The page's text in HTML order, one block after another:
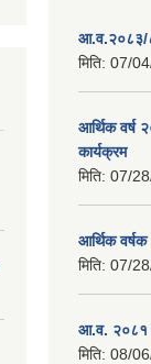
आ.व.२०८३/
मिति: 07/
आर्थिक वर्ष
कार्यक्रम
मिति: 07/
आर्थिक
मिति: 07/
आ.व.
मिति: 08/